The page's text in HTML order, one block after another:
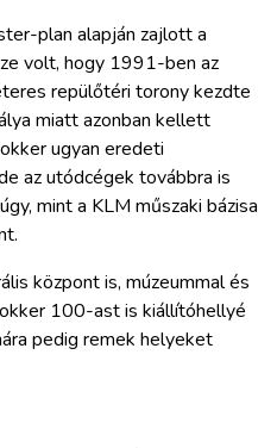
plan alapján zajlott a
volt, hogy 1991-ben az
repülőtéri torony kezdte
miatt azonban kellett
ugyan eredeti
az utódcégek továbbra is
mint a KLM műszaki bázisa
központ is, múzeummal és
100-ast is kiállítóhellyé
pedig remek helyeket